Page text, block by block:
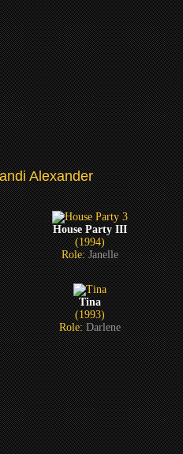
Alexander
House Party III
(1994)
Role:Janelle
Tina
(1993)
Role:Darlene